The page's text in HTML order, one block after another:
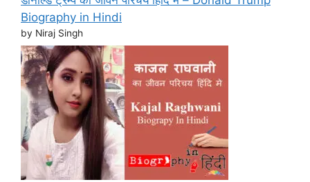
Biography in Hindi
by Niraj Singh